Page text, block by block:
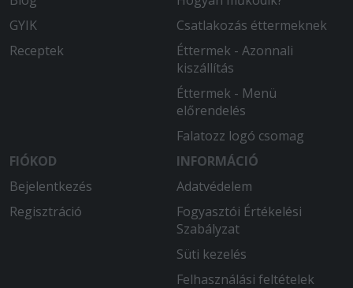
GYIK
Receptek
Csatlakozás éttermeknek
Éttermek - Azonnali
kiszállítás
Éttermek - Menü
előrendelés
Falatozz logó csomag
FIÓKOD
Bejelentkezés
Regisztráció
INFORMÁCIÓ
Adatvédelem
Fogyasztói Értékelési
Szabályzat
Süti kezelés
Felhasználási feltételek